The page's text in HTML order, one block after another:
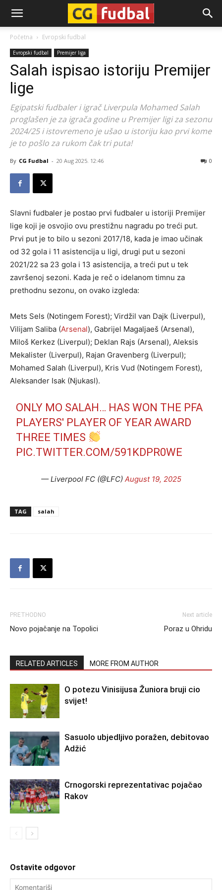
CG-
Fudbal
Početna Evropski fudbal
Evropski fudbal Premijer liga
Salah ispisao istoriju Premijer
lige
Egipatski fudbaler i igrač Liverpula Mohamed Salah
proglašen je za igrača godine u Premijer ligi za sezonu
2024/25 i istovremeno je ušao u istoriju kao prvi kome
je to pošlo za rukom čak tri puta!
By CG Fudbal - 20 Aug 2025. 12:46 0
Slavni fudbaler je postao prvi fudbaler u istoriji Premijer
lige koji je osvojio ovu prestižnu nagradu po treći put.
Prvi put je to bilo u sezoni 2017/18, kada je imao učinak
od 32 gola i 11 asistencija u ligi, drugi put u sezoni
2021/22 sa 23 gola i 13 asistencija, a treći put u tek
završenoj sezoni. Kada je reč o idelanom timnu za
prethodnu sezonu, on ovako izgleda:
Mets Sels (Notingem Forest); Virdžil van Dajk (Liverpul),
Vilijam Saliba (Arsenal), Gabrijel Magaljaeš (Arsenal),
Miloš Kerkez (Liverpul); Deklan Rajs (Arsenal), Aleksis
Mekalister (Liverpul), Rajan Gravenberg (Liverpul);
Mohamed Salah (Liverpul), Kris Vud (Notingem Forest),
Aleksander Isak (Njukasl).
ONLY MO SALAH… HAS WON THE PFA
PLAYERS' PLAYER OF YEAR AWARD
THREE TIMES
PIC.TWITTER.COM/591KDPR0WE
— Liverpool FC (@LFC) August 19, 2025
TAG salah
PRETHODNO
Novo pojačanje na Topolici
Next article
Poraz u Ohridu
RELATED ARTICLES MORE FROM AUTHOR
O potezu Vinisijusa Žuniora bruji cio
svijet!
Sasuolo ubjedljivo poražen, debitovao
Adžić
Crnogorski reprezentativac pojačao
Rakov
Ostavite odgovor